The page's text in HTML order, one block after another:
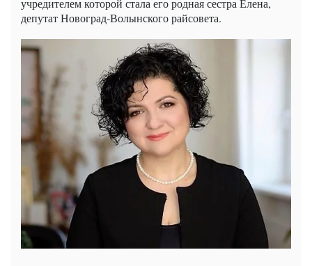
учредителем которой стала его родная сестра Елена,
депутат Новоград-Волынского райсовета.